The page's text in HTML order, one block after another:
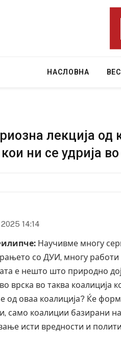
НАСЛОВНА
лекција
ни се удрија во
14:14
Научивме многу
со ДУИ, многу работи
е нешто што природно
врска во таква
од оваа коалиција? Ќе
само коалиции базирани
исти вредности и